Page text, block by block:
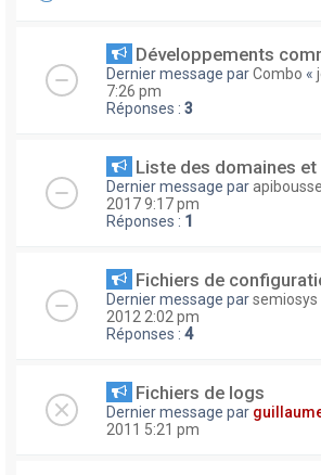
Développements
Dernier message parCombo «
7:26 pm
Réponses : 3
Liste des domaines
Dernier message par
2017 9:17 pm
Réponses : 1
Fichiers de
Dernier message parsemiosys
2012 2:02 pm
Réponses : 4
Fichiers de logs
Dernier message par
2011 5:21 pm